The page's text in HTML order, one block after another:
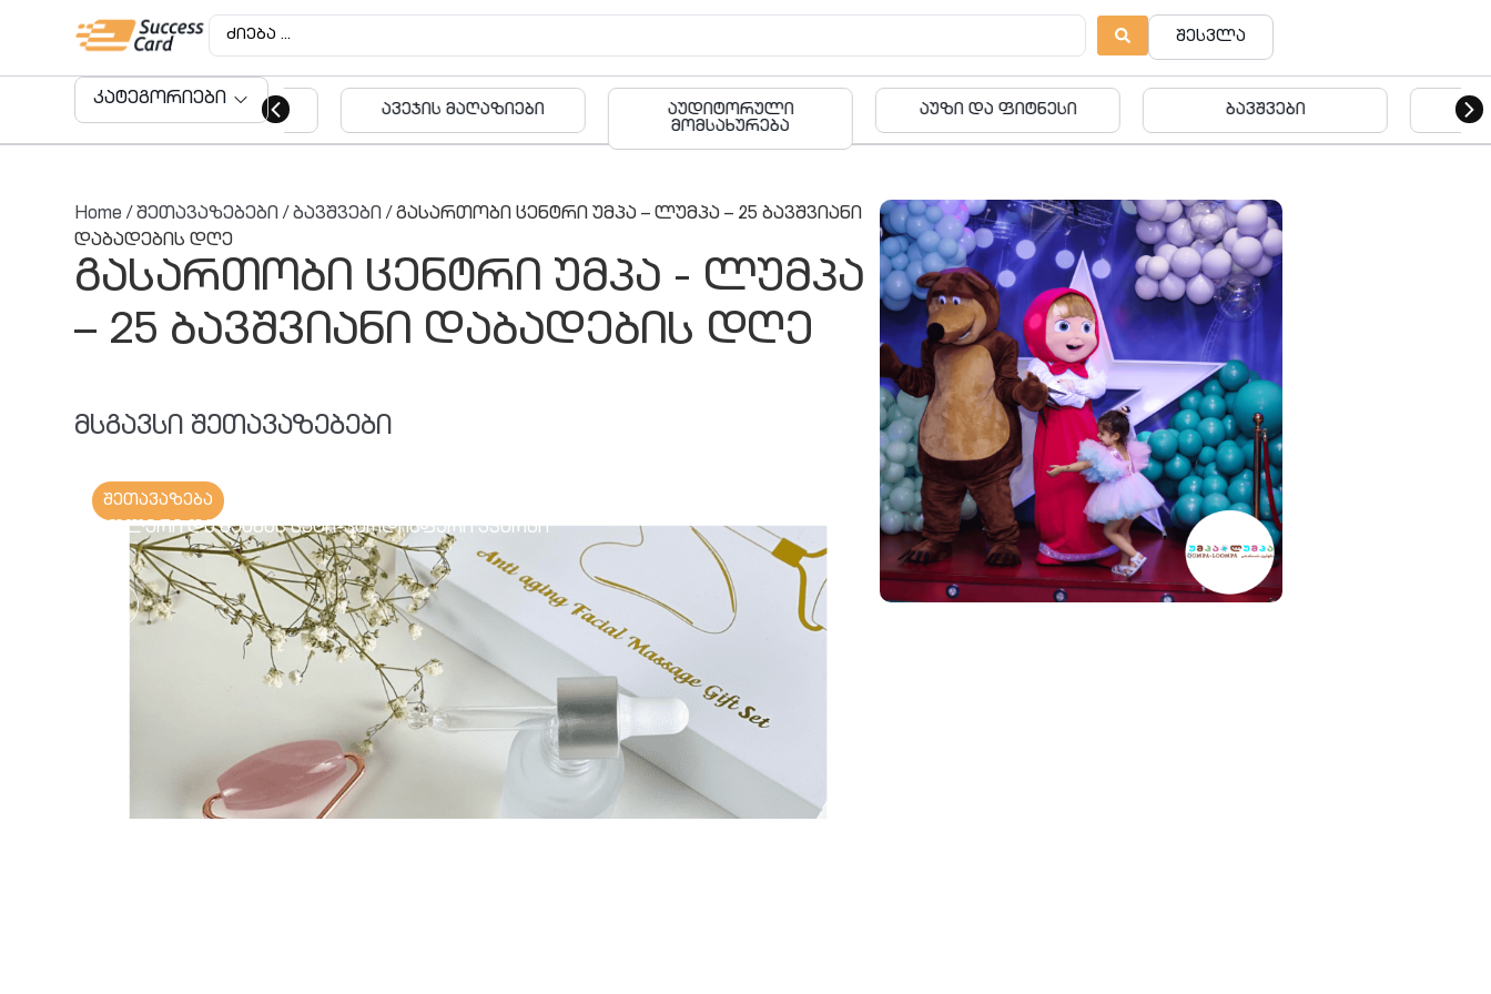
შესვლა
კატეგორიები
ავეჯის მაღაზიები
აუდიტორული
აუზი და ფიტნესი ბავშვები ბავშვები
Home /შეთავაზებები /ბავშვები / გასართობი ცენტრი უმპა – ლუმპა – 25 ბავშვიანი
დაბადების დღე
გასართობი ცენტრი უმპა - ლუმპა
– 25 ბავშვიანი დაბადების დღე
მსგავსი შეთავაზებები
შეთავაზება
როლერი და გუაშას სეტი-ვარდისფერი კვარცი
შეთავაზება
მამაკაცის სასაჩუქრე ნაკრები